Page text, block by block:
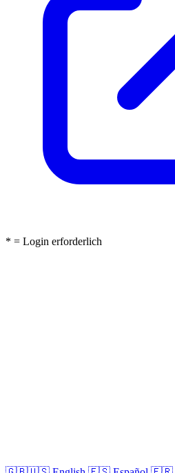
* = Login erforderlich